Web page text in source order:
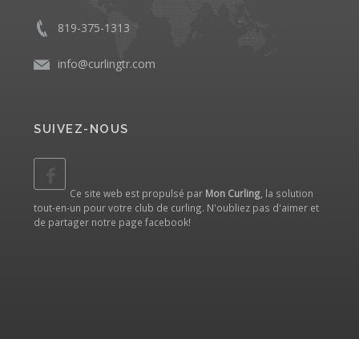
819-375-1313
info@curlingtr.com
SUIVEZ-NOUS
Ce site web est propulsé par Mon Curling , la solution
tout-en-un pour votre club de curling. N'oubliez pas d'aimer et
de partager notre page facebook!